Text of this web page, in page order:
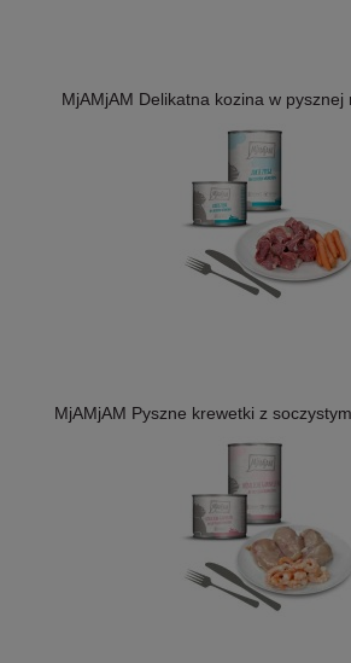
MjAMjAM Delikatna kozina w pysznej
MjAMjAM Pyszne krewetki z